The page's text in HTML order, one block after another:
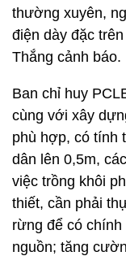
thường xuyên,
điện dày đặc
Thắng cảnh báo.
Ban chỉ huy
cùng với xây
phù hợp, có tính
dân lên 0,5m,
việc trồng khôi
thiết, cần phải
rừng để có
nguồn; tăng